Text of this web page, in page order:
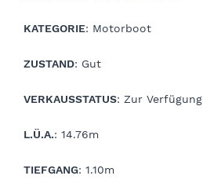
KATEGORIE: Motorboot
ZUSTAND: Gut
VERKAUSSTATUS: Zur Verfügung
L.Ü.A.: 14.76m
TIEFGANG: 1.10m